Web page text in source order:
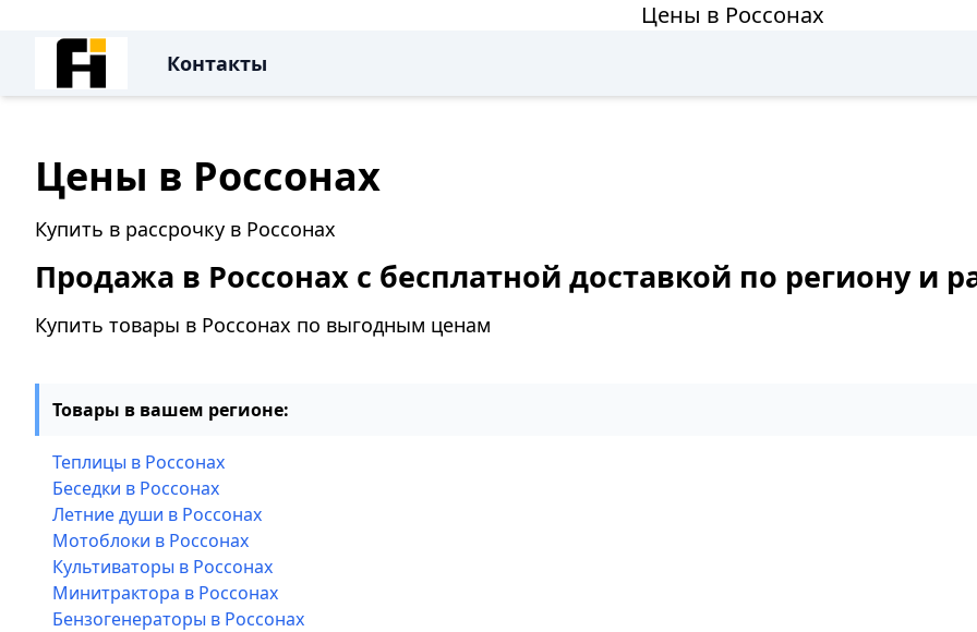
Цены в Россонах
Контакты
Цены в Россонах
Купить в рассрочку в Россонах
Продажа в Россонах с бесплатной доставкой по региону и
Купить товары в Россонах по выгодным ценам
Товары в вашем регионе:
Теплицы в Россонах
Беседки в Россонах
Летние души в Россонах
Мотоблоки в Россонах
Культиваторы в Россонах
Минитрактора в Россонах
Бензогенераторы в Россонах